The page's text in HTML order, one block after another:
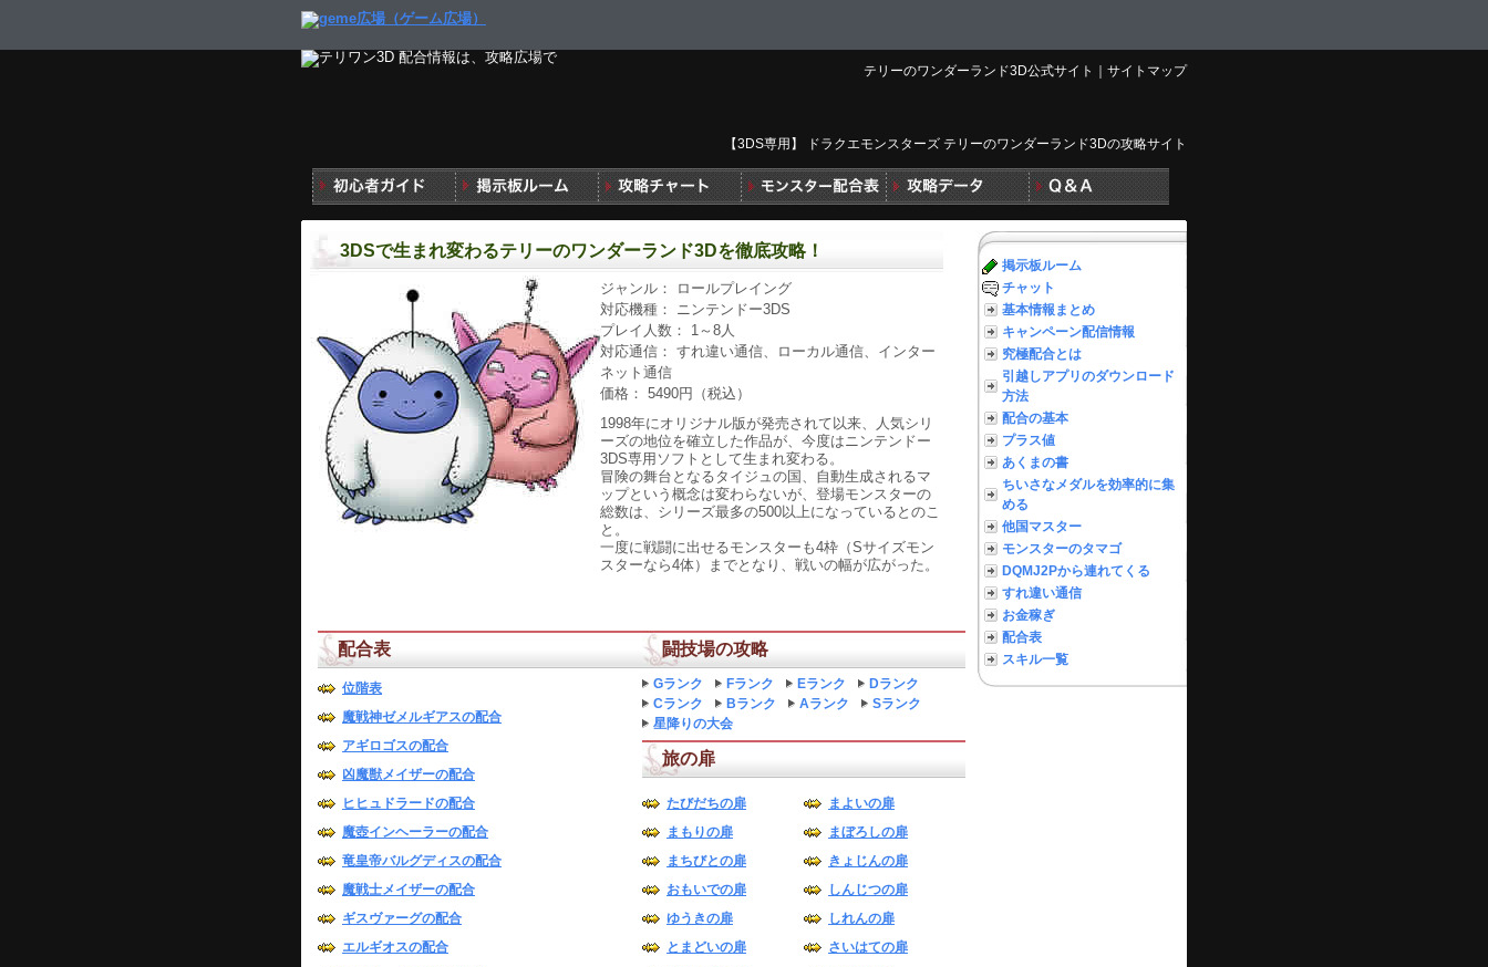
テリーのワンダーランド3D公式サイト サイトマップ
【3DS専用】 ドラクエモンスターズ テリーのワンダーランド3Dの攻略サイト
3DSで生まれ変わるテリーのワンダーランド3Dを徹底攻略！
ジャンル： ロールプレイング
対応機種： ニンテンドー3DS
プレイ人数： 1～8人
対応通信： すれ違い通信、ローカル通信、インター
ネット通信
価格： 5490円（税込）
1998年にオリジナル版が発売されて以来、人気シリ
ーズの地位を確立した作品が、今度はニンテンドー
3DS専用ソフトとして生まれ変わる。
冒険の舞台となるタイジュの国、自動生成されるマ
ップという概念は変わらないが、登場モンスターの
総数は、シリーズ最多の500以上になっているとのこ
と。
一度に戦闘に出せるモンスターも4枠（Sサイズモン
スターなら4体）までとなり、戦いの幅が広がった。
配合表
位階表
魔戦神ゼメルギアスの配合
アギロゴスの配合
凶魔獣メイザーの配合
ヒヒュドラードの配合
魔壺インヘーラーの配合
竜皇帝バルグディスの配合
魔戦士メイザーの配合
ギスヴァーグの配合
エルギオスの配合
闘技場の攻略
Gランク Fランク Eランク
Dランク
Cランク
Bランク Aランク
Sランク
星降りの大会
旅の扉
たびだちの扉
まもりの扉
まちびとの扉
おもいでの扉
ゆうきの扉
とまどいの扉
まよいの扉
まぼろしの扉
きょじんの扉
しんじつの扉
しれんの扉
さいはての扉
掲示板ルーム
チャット
基本情報まとめ
キャンペーン配信情報
究極配合とは
引越しアプリのダウンロード
方法
配合の基本
プラス値
あくまの書
ちいさなメダルを効率的に集
める
他国マスター
モンスターのタマゴ
DQMJ2Pから連れてくる
すれ違い通信
お金稼ぎ
配合表
スキル一覧